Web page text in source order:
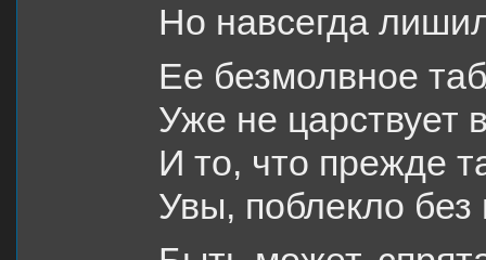
Но навсегда
Ее безмолвное
Уже не царствует
И то, что прежде
Увы, поблекло